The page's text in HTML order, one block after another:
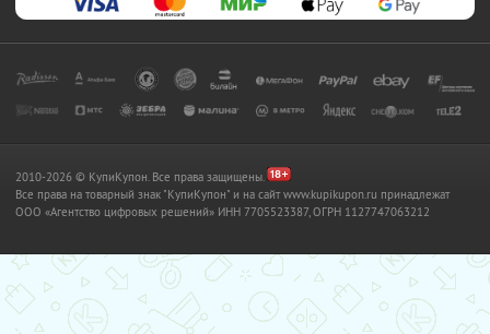
2010-2026 © КупиКупон. Все права защищены.
Все права на товарный знак "КупиКупон" и на сайт www.kupikupon.ru принадлежат
OOO «Агентство цифровых решений» ИНН 7705523387, ОГРН 1127747063212